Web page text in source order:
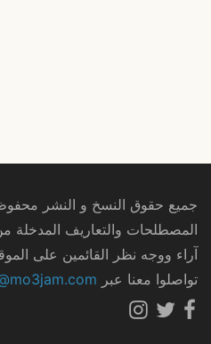
جميع حقوق النسخ و النشر محفوظة ©
المصطلحات والتعاريف المدخلة
آراء ووجه نظر القائمين على
تواصلوا معنا عبر